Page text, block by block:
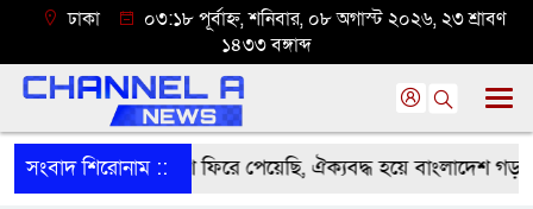
ঢাকা
০৩:১৮ পূর্বাহ্ন, শনিবার, ০৮ অগাস্ট ২০২৬, ২৩ শ্রাবণ
১৪৩৩ বঙ্গাব্দ
সংবাদ শিরোনাম ::
নেতৃত্বে সেই দেশ ফিরে পেয়েছি, ঐক্যবদ্ধ হয়ে বাংলাদেশ গড়তে